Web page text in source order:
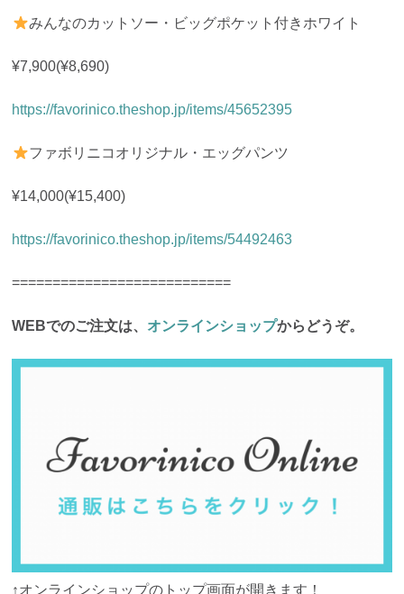
みんなのカットソー・ビッグポケット付きホワイト
¥7,900(¥8,690)
https://favorinico.theshop.jp/items/45652395
ファボリニコオリジナル・エッグパンツ
¥14,000(¥15,400)
https://favorinico.theshop.jp/items/54492463
===========================
WEBでのご注文は、 オンラインショップからどうぞ。
↑オンラインショップのトップ画面が開きます！